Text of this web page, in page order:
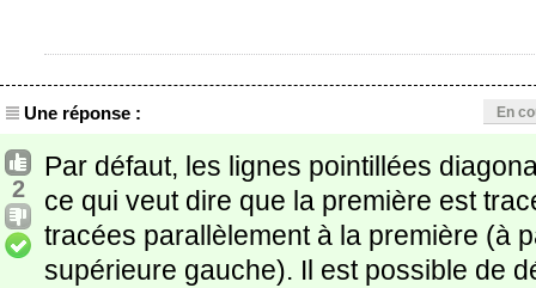
Une réponse : En
2
Par défaut, les lignes pointillées
ce qui veut dire que la première est
tracées parallèlement à la première (à
supérieure gauche). Il est possible de